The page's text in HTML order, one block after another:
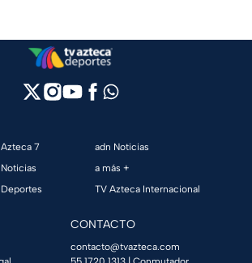
Azteca 7
Noticias
Deportes
adn Noticias
a más +
TV Azteca Internacional
CONTACTO
contacto@tvazteca.com